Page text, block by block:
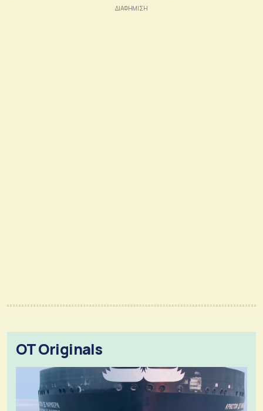
OT Originals